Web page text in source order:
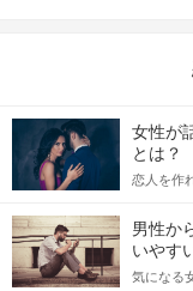
女性が
とは？
恋人を作
てアプロ
格的に始
をしっか
記事では
男性か
いやす
気になる